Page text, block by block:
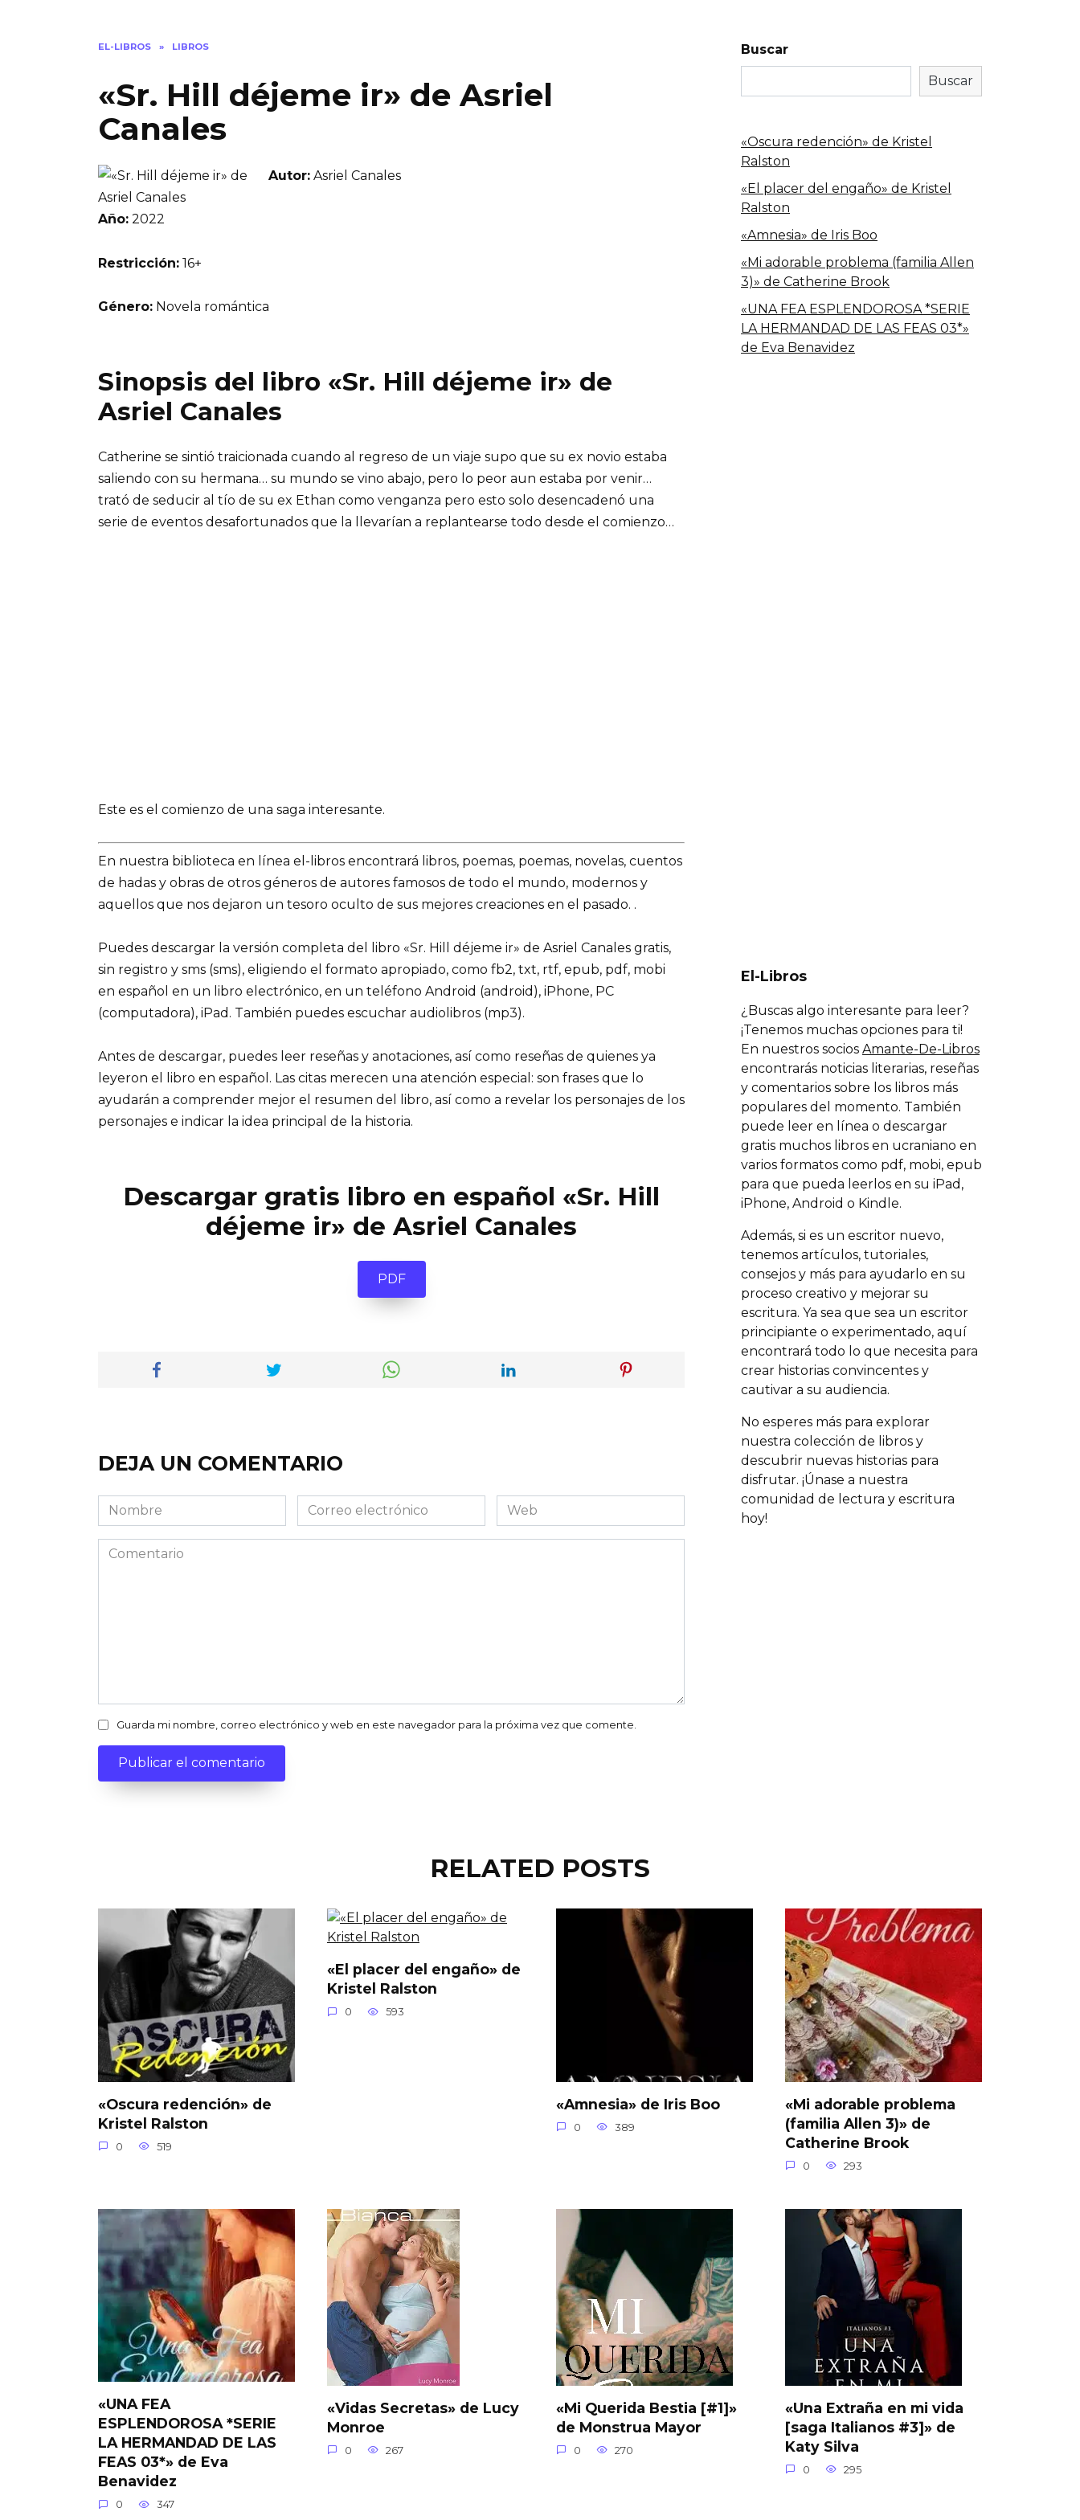
EL-LIBROS » LIBROS
«Sr. Hill déjeme ir» de Asriel
Canales
Autor: Asriel Canales
Año: 2022
Restricción: 16+
Género: Novela romántica
Sinopsis del libro «Sr. Hill déjeme ir» de
Asriel Canales
Catherine se sintió traicionada cuando al regreso de un viaje supo que su ex novio estaba
saliendo con su hermana… su mundo se vino abajo, pero lo peor aun estaba por venir…
trató de seducir al tío de su ex Ethan como venganza pero esto solo desencadenó una
serie de eventos desafortunados que la llevarían a replantearse todo desde el comienzo…
Este es el comienzo de una saga interesante.
En nuestra biblioteca en línea el-libros encontrará libros, poemas, poemas, novelas, cuentos
de hadas y obras de otros géneros de autores famosos de todo el mundo, modernos y
aquellos que nos dejaron un tesoro oculto de sus mejores creaciones en el pasado. .
Puedes descargar la versión completa del libro «Sr. Hill déjeme ir» de Asriel Canales gratis,
sin registro y sms (sms), eligiendo el formato apropiado, como fb2, txt, rtf, epub, pdf, mobi
en español en un libro electrónico, en un teléfono Android (android), iPhone, PC
(computadora), iPad. También puedes escuchar audiolibros (mp3).
Antes de descargar, puedes leer reseñas y anotaciones, así como reseñas de quienes ya
leyeron el libro en español. Las citas merecen una atención especial: son frases que lo
ayudarán a comprender mejor el resumen del libro, así como a revelar los personajes de los
personajes e indicar la idea principal de la historia.
Descargar gratis libro en español «Sr. Hill
déjeme ir» de Asriel Canales
PDF
DEJA UN COMENTARIO
Nombre
Correo
electrónico
Web
Comentario
Guarda mi nombre, correo electrónico y web en este navegador para la próxima vez que comente.
Buscar
Buscar
«Oscura redención» de Kristel
Ralston
«El placer del engaño» de Kristel
Ralston
«Amnesia» de Iris Boo
«Mi adorable problema (familia Allen
3)» de Catherine Brook
«UNA FEA ESPLENDOROSA *SERIE
LA HERMANDAD DE LAS FEAS 03*»
de Eva Benavidez
El-Libros
¿Buscas algo interesante para leer?
¡Tenemos muchas opciones para ti!
En nuestros socios Amante-De-Libros
encontrarás noticias literarias, reseñas
y comentarios sobre los libros más
populares del momento. También
puede leer en línea o descargar
gratis muchos libros en ucraniano en
varios formatos como pdf, mobi, epub
para que pueda leerlos en su iPad,
iPhone, Android o Kindle.
Además, si es un escritor nuevo,
tenemos artículos, tutoriales,
consejos y más para ayudarlo en su
proceso creativo y mejorar su
escritura. Ya sea que sea un escritor
principiante o experimentado, aquí
encontrará todo lo que necesita para
crear historias convincentes y
cautivar a su audiencia.
No esperes más para explorar
nuestra colección de libros y
descubrir nuevas historias para
disfrutar. ¡Únase a nuestra
comunidad de lectura y escritura
hoy!
RELATED POSTS
«Oscura redención» de
Kristel Ralston
0 519
«El placer del engaño» de
Kristel Ralston
0 593
«Amnesia» de Iris Boo
0 389
«Mi adorable problema
(familia Allen 3)» de
Catherine Brook
0 293
«UNA FEA
ESPLENDOROSA *SERIE
LA HERMANDAD DE LAS
FEAS 03*» de Eva
Benavidez
0 347
«Vidas Secretas» de Lucy
Monroe
0 267
«Mi Querida Bestia [#1]»
de Monstrua Mayor
0 270
«Una Extraña en mi vida
[saga Italianos #3]» de
Katy Silva
0 295